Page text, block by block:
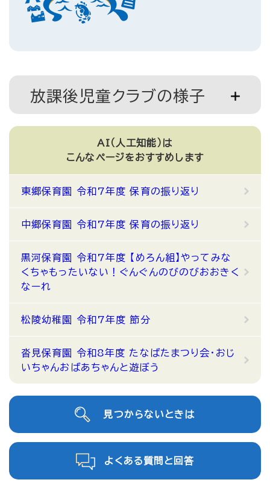
放課後児童クラブの様子
AI（人工知能）は
こんなページをおすすめします
東郷保育園 令和7年度 保育の振り返り
中郷保育園 令和7年度 保育の振り返り
黒河保育園 令和7年度 【めろん組】やってみな
くちゃもったいない！ぐんぐんのびのびおおきく
なーれ
松陵幼稚園 令和7年度 節分
沓見保育園 令和8年度 たなばたまつり会・おじ
いちゃんおばあちゃんと遊ぼう
見つからないときは
よくある質問と回答